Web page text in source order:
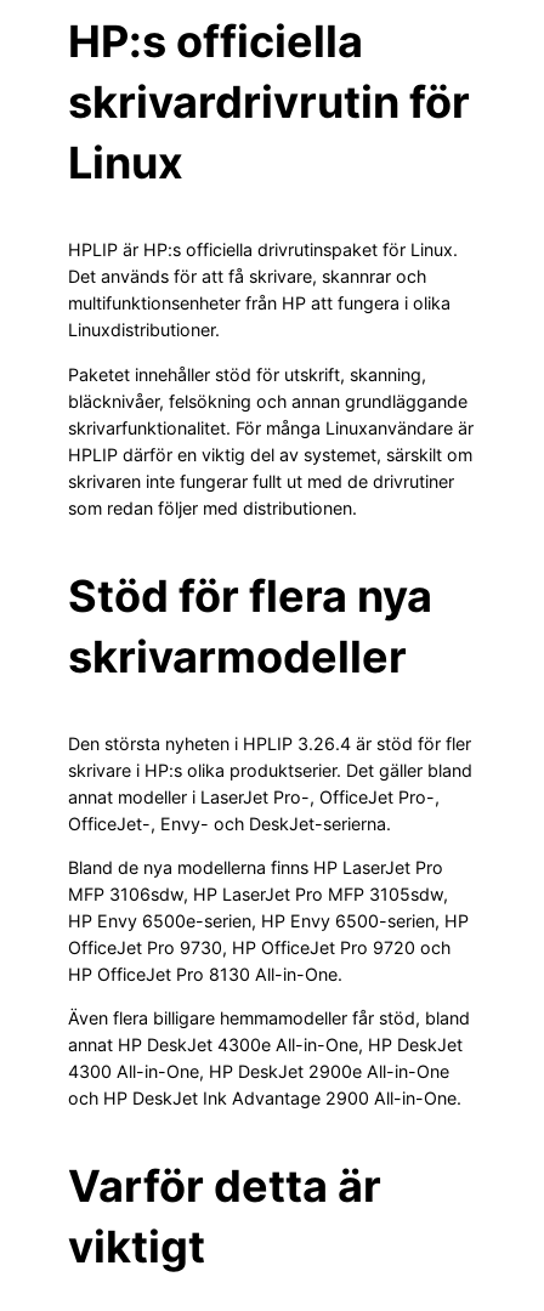
HP:s officiella
skrivardrivrutin för
Linux
HPLIP är HP:s officiella drivrutinspaket för Linux.
Det används för att få skrivare, skannrar och
multifunktionsenheter från HP att fungera i olika
Linuxdistributioner.
Paketet innehåller stöd för utskrift, skanning,
bläcknivåer, felsökning och annan grundläggande
skrivarfunktionalitet. För många Linuxanvändare är
HPLIP därför en viktig del av systemet, särskilt om
skrivaren inte fungerar fullt ut med de drivrutiner
som redan följer med distributionen.
Stöd för flera nya
skrivarmodeller
Den största nyheten i HPLIP 3.26.4 är stöd för fler
skrivare i HP:s olika produktserier. Det gäller bland
annat modeller i LaserJet Pro-, OfficeJet Pro-,
OfficeJet-, Envy- och DeskJet-serierna.
Bland de nya modellerna finns HP LaserJet Pro
MFP 3106sdw, HP LaserJet Pro MFP 3105sdw,
HP Envy 6500e-serien, HP Envy 6500-serien, HP
OfficeJet Pro 9730, HP OfficeJet Pro 9720 och
HP OfficeJet Pro 8130 All-in-One.
Även flera billigare hemmamodeller får stöd, bland
annat HP DeskJet 4300e All-in-One, HP DeskJet
4300 All-in-One, HP DeskJet 2900e All-in-One
och HP DeskJet Ink Advantage 2900 All-in-One.
Varför detta är
viktigt